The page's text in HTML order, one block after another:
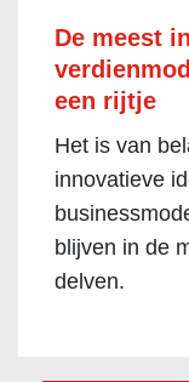
De meest
een rijtje
Het is van
innovatieve
blijven in de
delven.